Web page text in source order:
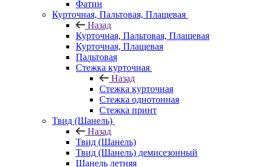
Фатин
Курточная, Пальтовая, Плащевая
Назад
Курточная, Пальтовая, Плащевая
Курточная, Плащевая
Пальтовая
Стежка курточная
Назад
Стежка курточная
Стежка однотонная
Стежка принт
Твид (Шанель)
Назад
Твид (Шанель)
Твид (Шанель) демисезонный
Шанель летняя